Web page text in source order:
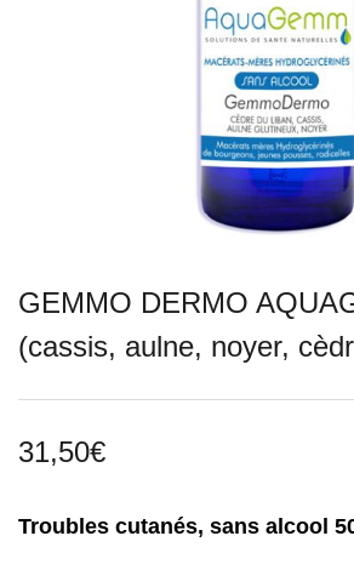
GEMMO DERMO
(cassis, aulne, noyer,
31,50€
Troubles cutanés, sans alcool